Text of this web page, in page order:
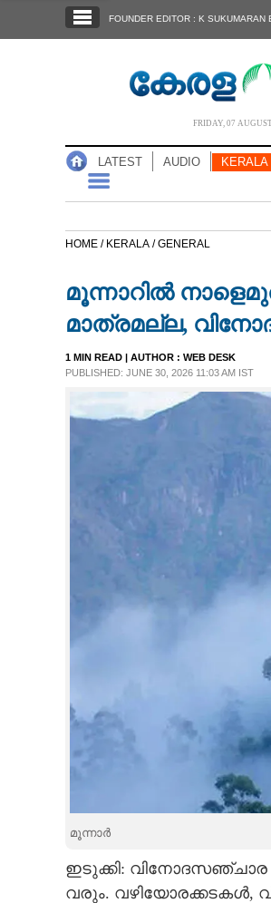
NOTIFIED NEWS
NEWS 360
CASE DIARY
CARTOONS
LITERATURE
FOUNDER EDITOR : K SUKUMARAN
FRIDAY, 07
LATEST AUDIO KERALA
HOME / KERALA /GENERAL
മൂന്നാറിൽ
മാത്രമല്ല,
1 MIN READ | AUTHOR : WEB DESK
PUBLISHED: JUNE 30, 2026 11:03 AM IST
മൂന്നാർ
ഇടുക്കി: വിനോദസഞ്ചാര
വരും. വഴിയോരക്കടകൾ,